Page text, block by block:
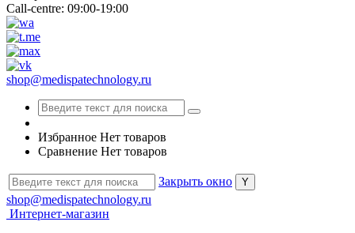
Call-centre: 09:00-19:00
shop@medispatechnology.ru
Избранное Нет товаров
Сравнение Нет товаров
Закрыть окно
shop@medispatechnology.ru
Интернет-магазин